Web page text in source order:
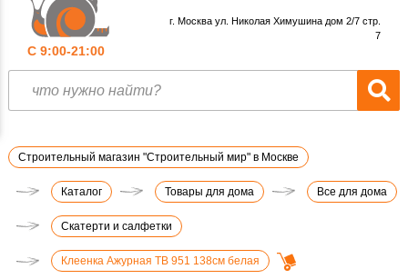
С 9:00-21:00
г. Москва ул. Николая Химушина дом 2/7 стр.
7
Строительный магазин "Строительный мир" в Москве
Каталог Товары для дома Все для дома
Скатерти и салфетки
Клеенка Ажурная ТВ 951 138см белая